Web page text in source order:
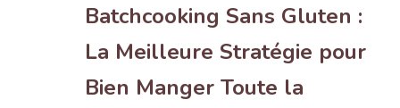
Batchcooking Sans Gluten :
La Meilleure Stratégie pour
Bien Manger Toute la